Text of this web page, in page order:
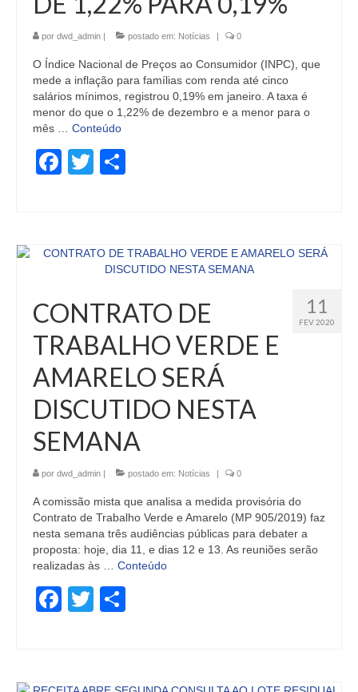
por dwd_admin | postado em: Notícias | 0
O Índice Nacional de Preços ao Consumidor (INPC), que
mede a inflação para famílias com renda até cinco
salários mínimos, registrou 0,19% em janeiro. A taxa é
menor do que o 1,22% de dezembro e a menor para o
mês … Conteúdo
Facebook
Twitter
11
FEV 2020
CONTRATO DE
TRABALHO VERDE E
AMARELO SERÁ
DISCUTIDO NESTA
SEMANA
por dwd_admin | postado em: Notícias | 0
A comissão mista que analisa a medida provisória do
Contrato de Trabalho Verde e Amarelo (MP 905/2019) faz
nesta semana três audiências públicas para debater a
proposta: hoje, dia 11, e dias 12 e 13. As reuniões serão
realizadas às … Conteúdo
Facebook
Twitter